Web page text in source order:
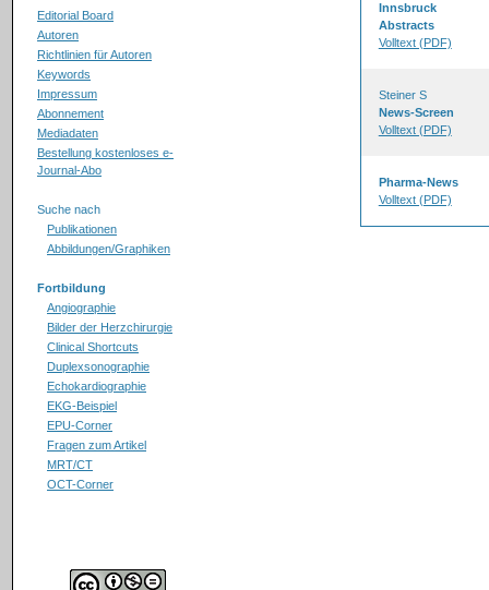
Editorial Board
Autoren
Richtlinien für Autoren
Keywords
Impressum
Abonnement
Mediadaten
Bestellung kostenloses e-
Journal-Abo
Suche nach
Publikationen
Abbildungen/Graphiken
Fortbildung
Angiographie
Bilder der Herzchirurgie
Clinical Shortcuts
Duplexsonographie
Echokardiographie
EKG-Beispiel
EPU-Corner
Fragen zum Artikel
MRT/CT
OCT-Corner
Innsbruck
Abstracts
Volltext (PDF)
Steiner S
News-Screen
Volltext (PDF)
Pharma-News
Volltext (PDF)